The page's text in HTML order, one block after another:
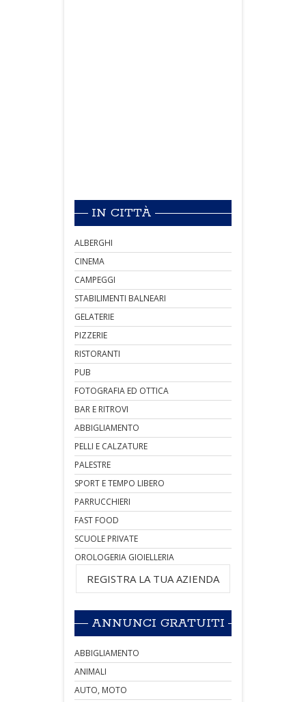
IN CITTÀ
ALBERGHI
CINEMA
CAMPEGGI
STABILIMENTI BALNEARI
GELATERIE
PIZZERIE
RISTORANTI
PUB
FOTOGRAFIA ED OTTICA
BAR E RITROVI
ABBIGLIAMENTO
PELLI E CALZATURE
PALESTRE
SPORT E TEMPO LIBERO
PARRUCCHIERI
FAST FOOD
SCUOLE PRIVATE
OROLOGERIA GIOIELLERIA
REGISTRA LA TUA AZIENDA
ANNUNCI GRATUITI
ABBIGLIAMENTO
ANIMALI
AUTO, MOTO